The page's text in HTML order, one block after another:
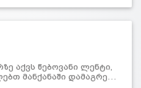
აქვს წებოვანი ლენტი,
მანქანაში დამაგრე…